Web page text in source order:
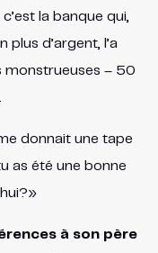
la banque qui,
plus d’argent, l’a
monstrueuses – 50
donnait une tape
as été une bonne
à son père